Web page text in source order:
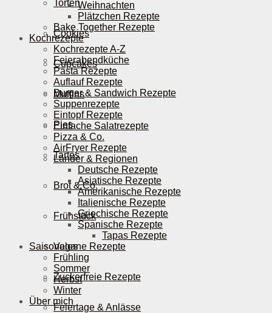
Torten
Cookies
Cupcakes
Muffins
Pies
Tartes
Brot & Co.
Frühstück
Vegane Rezepte
Zuckerfreie Rezepte
Feiertage & Anlässe
Weihnachten
Plätzchen Rezepte
Bake Together Rezepte
Kochrezepte
Kochrezepte A-Z
Feierabendküche
Pasta Rezepte
Auflauf Rezepte
Burger & Sandwich Rezepte
Suppenrezepte
Eintopf Rezepte
Einfache Salatrezepte
Pizza & Co.
AirFryer Rezepte
Länder & Regionen
Deutsche Rezepte
Asiatische Rezepte
Amerikanische Rezepte
Italienische Rezepte
Griechische Rezepte
Spanische Rezepte
Tapas Rezepte
Saisonales
Frühling
Sommer
Herbst
Winter
Über mich